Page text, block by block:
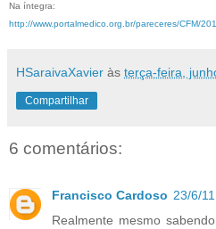
Na íntegra:
http://www.portalmedico.org.br/pareceres/CFM/
HSaraivaXavier às terça-feira,
Compartilhar
6 comentários:
Francisco Cardoso 23/6/11
Realmente mesmo